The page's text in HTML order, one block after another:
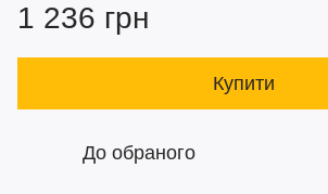
1 236 грн
Купити
До обраного